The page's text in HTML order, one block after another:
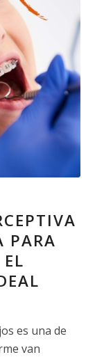
PARA
es una de
van